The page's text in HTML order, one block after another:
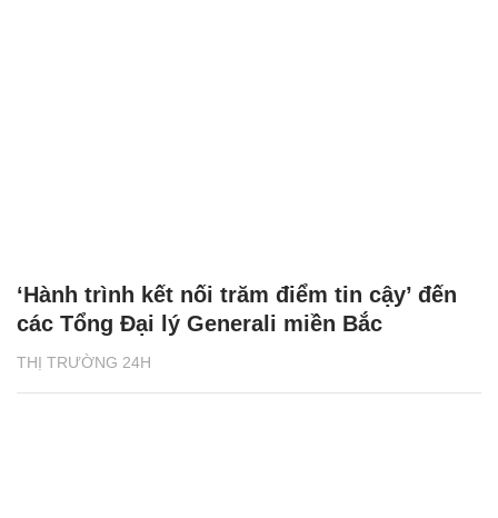
THỊ TRƯỜNG 24H
‘Hành trình kết nối trăm điểm tin cậy’ đến
các Tổng Đại lý Generali miền Bắc